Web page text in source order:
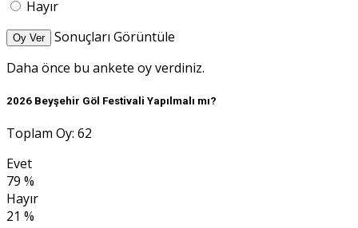
Hayır
Oy Ver
Sonuçları Görüntüle
Daha önce bu ankete oy verdiniz.
2026 Beyşehir Göl Festivali Yapılmalı mı?
Toplam Oy: 62
Evet
79 %
Hayır
21 %